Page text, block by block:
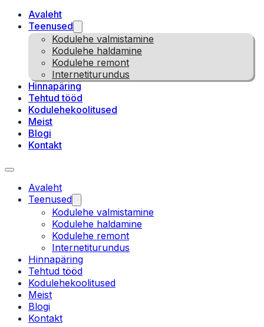
Avaleht
Teenused
Kodulehe valmistamine
Kodulehe haldamine
Kodulehe remont
Internetiturundus
Hinnapäring
Tehtud tööd
Kodulehekoolitused
Meist
Blogi
Kontakt
Avaleht
Teenused
Kodulehe valmistamine
Kodulehe haldamine
Kodulehe remont
Internetiturundus
Hinnapäring
Tehtud tööd
Kodulehekoolitused
Meist
Blogi
Kontakt